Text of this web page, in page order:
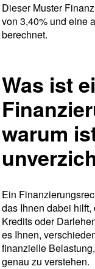
Dieser Muster
von 3,40% und eine
berechnet.
Was ist
warum
Ein
das Ihnen dabei
Kredits oder
es Ihnen,
finanzielle
genau zu verstehen.